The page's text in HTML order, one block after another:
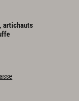
artichauts